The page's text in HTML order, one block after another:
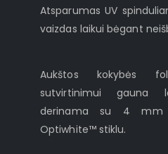
Atsparumas UV
vaizdas laikui bėgant
Aukštos kokybės
sutvirtinimui gauna
derinama su 4 mm
Optiwhite™ stiklu.